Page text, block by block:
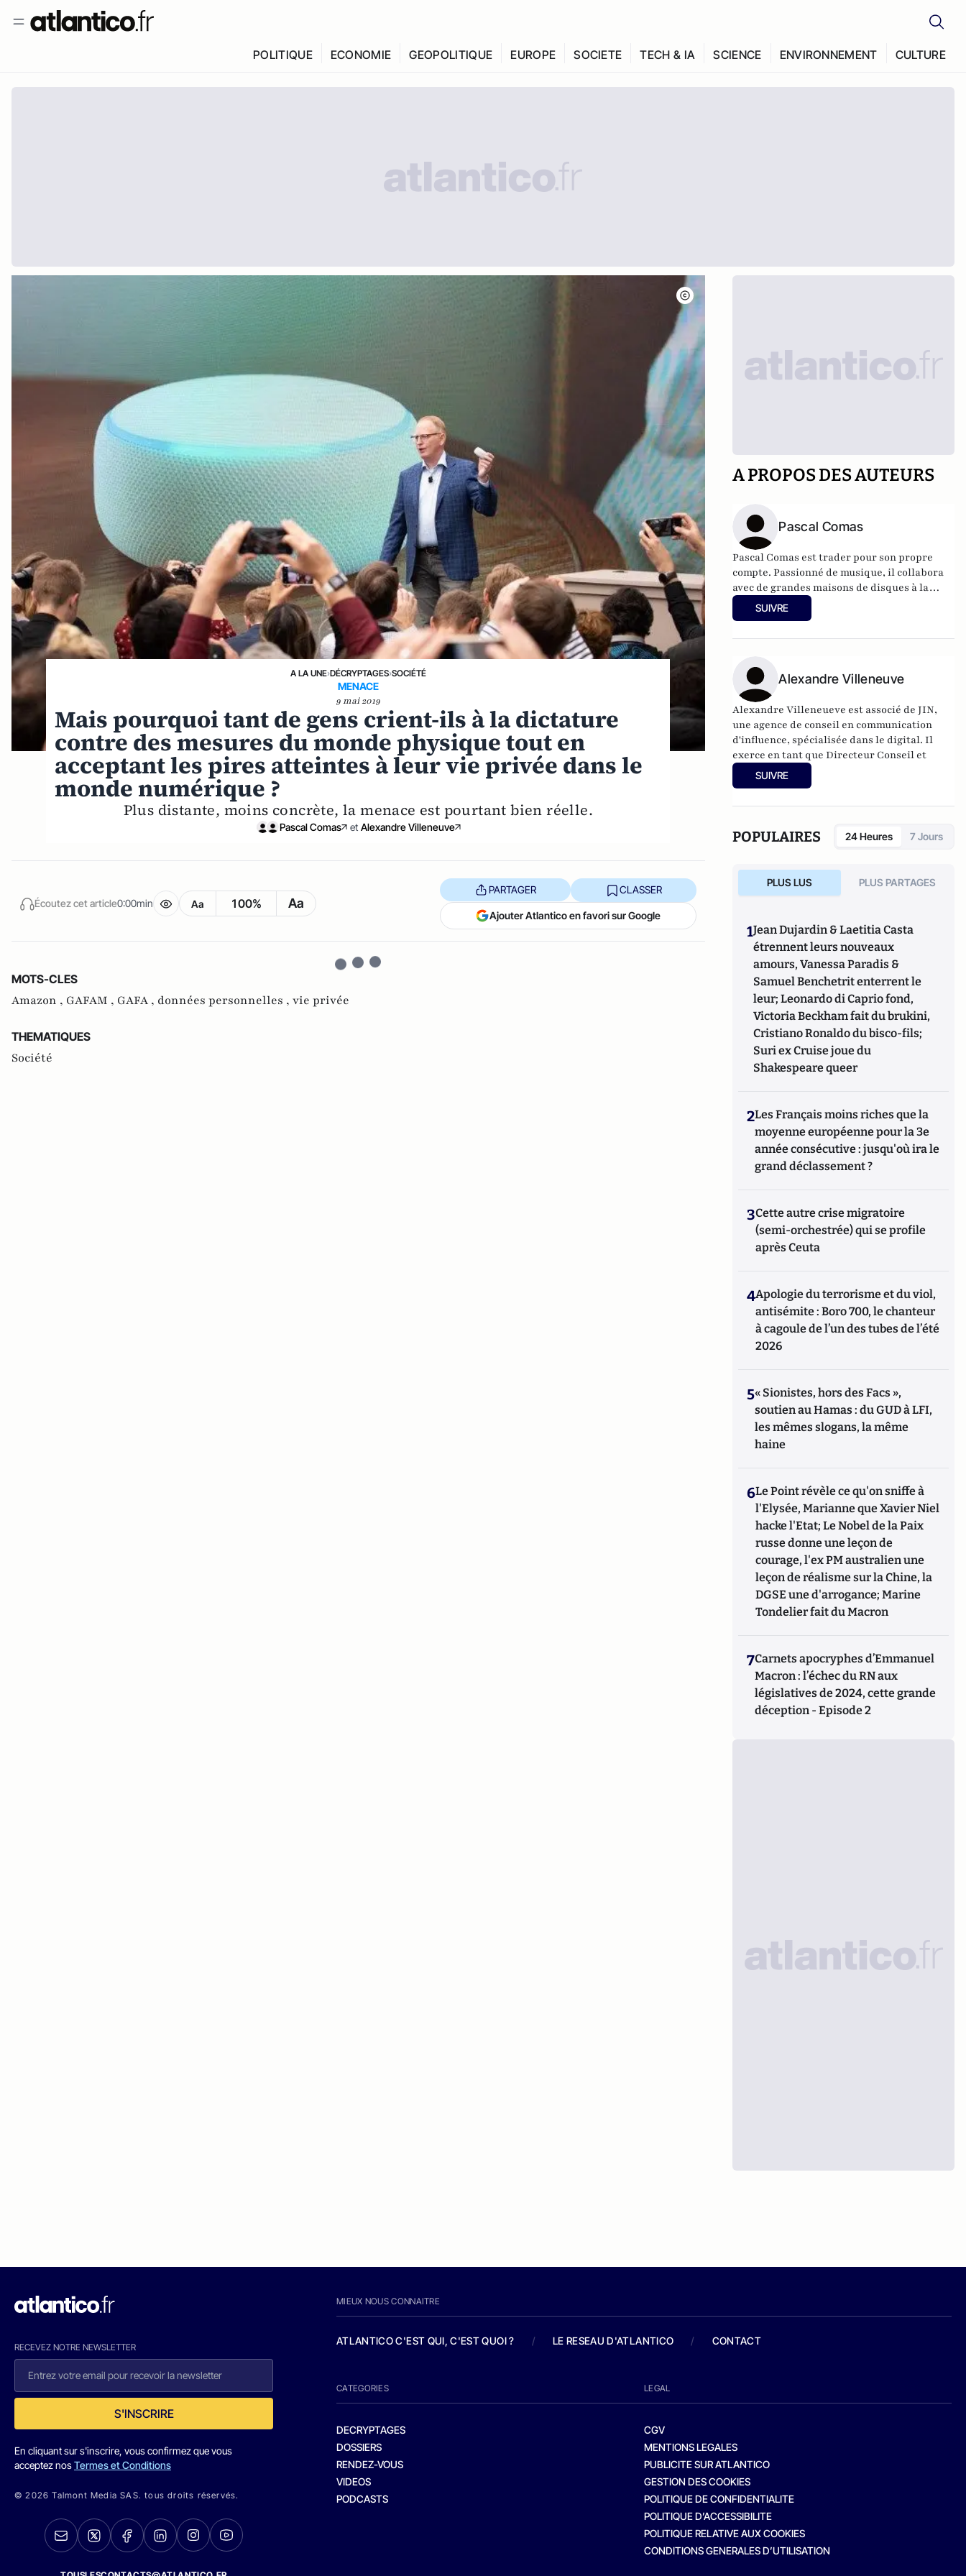
POLITIQUE ECONOMIE GEOPOLITIQUE EUROPE SOCIETE TECH & IA SCIENCE ENVIRONNEMENT CULTURE
A LA UNE›DÉCRYPTAGES›SOCIÉTÉ
MENACE
9 mai 2019
Mais pourquoi tant de gens crient-ils à la dictature
contre des mesures du monde physique tout en
acceptant les pires atteintes à leur vie privée dans le
monde numérique ?
Plus distante, moins concrète, la menace est pourtant bien réelle.
Pascal Comas et Alexandre Villeneuve
Écoutez cet article0:00min Aa 100% Aa
PARTAGER CLASSER
Ajouter Atlantico en favori sur Google
MOTS-CLES
Amazon , GAFAM , GAFA , données personnelles , vie privée
THEMATIQUES
Société
A PROPOS DES AUTEURS
Pascal Comas
Pascal Comas est trader pour son propre
compte. Passionné de musique, il collabora
avec de grandes maisons de disques à la
sortie des albums d'IAM, Massive Attack...
Auteur d'un pamphlet intitulé
SUIVRE
Alexandre Villeneuve
Alexandre Villeneueve est associé de JIN,
une agence de conseil en communication
d'influence, spécialisée dans le digital. Il
exerce entant que Directeur Conseil et
Qualité.
Il est co-auteur avec Edouard Fillias du
SUIVRE
POPULAIRES 24 Heures 7 Jours
PLUS LUS PLUS PARTAGES
1Jean Dujardin & Laetitia Casta
étrennent leurs nouveaux
amours, Vanessa Paradis &
Samuel Benchetrit enterrent le
leur; Leonardo di Caprio fond,
Victoria Beckham fait du brukini,
Cristiano Ronaldo du bisco-fils;
Suri ex Cruise joue du
Shakespeare queer
2Les Français moins riches que la
moyenne européenne pour la 3e
année consécutive : jusqu'où ira le
grand déclassement ?
3Cette autre crise migratoire
(semi-orchestrée) qui se profile
après Ceuta
4Apologie du terrorisme et du viol,
antisémite : Boro 700, le chanteur
à cagoule de l’un des tubes de l’été
2026
5« Sionistes, hors des Facs »,
soutien au Hamas : du GUD à LFI,
les mêmes slogans, la même
haine
6Le Point révèle ce qu'on sniffe à
l'Elysée, Marianne que Xavier Niel
hacke l'Etat; Le Nobel de la Paix
russe donne une leçon de
courage, l'ex PM australien une
leçon de réalisme sur la Chine, la
DGSE une d'arrogance; Marine
Tondelier fait du Macron
7Carnets apocryphes d’Emmanuel
Macron : l’échec du RN aux
législatives de 2024, cette grande
déception - Episode 2
RECEVEZ NOTRE NEWSLETTER
S'INSCRIRE
En cliquant sur s'inscrire, vous confirmez que vous
acceptez nosTermes et Conditions
© 2026 Talmont Media SAS. tous droits réservés.
MIEUX NOUS CONNAITRE
ATLANTICO C'EST QUI, C'EST QUOI ? / LE RESEAU D'ATLANTICO / CONTACT
CATEGORIES
DECRYPTAGES
DOSSIERS
RENDEZ-VOUS
VIDEOS
PODCASTS
LEGAL
CGV
MENTIONS LEGALES
PUBLICITE SUR ATLANTICO
GESTION DES COOKIES
POLITIQUE DE CONFIDENTIALITE
POLITIQUE D’ACCESSIBILITE
POLITIQUE RELATIVE AUX COOKIES
CONDITIONS GENERALES D’UTILISATION